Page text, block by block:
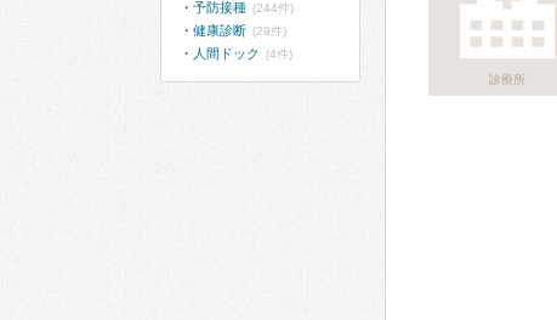
診療所
予防接種 (244件)
健康診断 (29件)
人間ドック (4件)